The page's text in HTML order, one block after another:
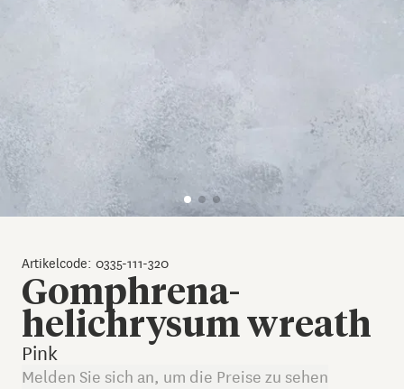
Gomphrena-
helichrysum wreath
Pink
Artikelcode: 0335-111-320
Melden Sie sich an, um die Preise zu sehen